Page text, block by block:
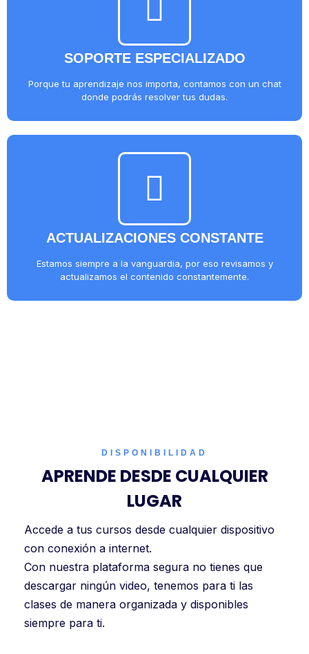
SOPORTE ESPECIALIZADO
Porque tu aprendizaje nos importa, contamos con un chat
donde podrás resolver tus dudas.
ACTUALIZACIONES CONSTANTE
Estamos siempre a la vanguardia, por eso revisamos y
actualizamos el contenido constantemente.
DISPONIBILIDAD
APRENDE DESDE CUALQUIER
LUGAR
Accede a tus cursos desde cualquier dispositivo
con conexión a internet.
Con nuestra plataforma segura no tienes que
descargar ningún video, tenemos para ti las
clases de manera organizada y disponibles
siempre para ti.